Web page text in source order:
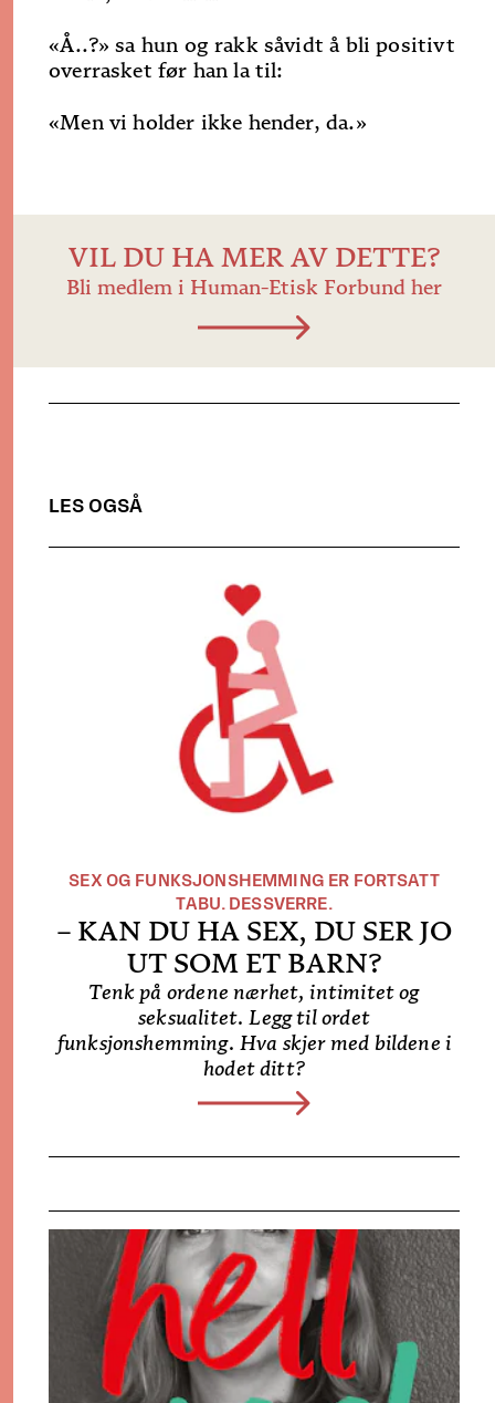
«Å..?» sa hun og rakk såvidt å bli positivt
overrasket før han la til:
«Men vi holder ikke hender, da.»
VIL DU HA MER AV DETTE?
Bli medlem i Human-Etisk Forbund her
LES OGSÅ
SEX OG FUNKSJONSHEMMING ER FORTSATT
TABU. DESSVERRE.
– KAN DU HA SEX, DU SER JO
UT SOM ET BARN?
Tenk på ordene nærhet, intimitet og
seksualitet. Legg til ordet
funksjonshemming. Hva skjer med bildene i
hodet ditt?